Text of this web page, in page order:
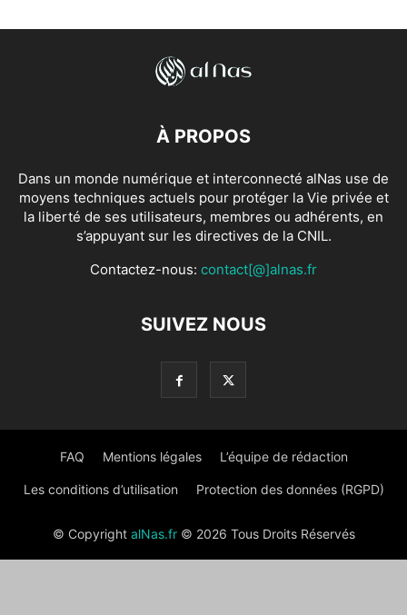
À PROPOS
Dans un monde numérique et interconnecté alNas use de
moyens techniques actuels pour protéger la Vie privée et
la liberté de ses utilisateurs, membres ou adhérents, en
s’appuyant sur les directives de la CNIL.
Contactez-nous: contact[@]alnas.fr
SUIVEZ NOUS
FAQ Mentions légales L’équipe de rédaction
Les conditions d’utilisation Protection des données (RGPD)
© Copyright alNas.fr© 2026 Tous Droits Réservés